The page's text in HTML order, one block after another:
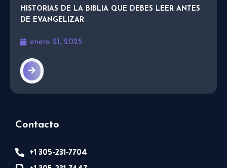
HISTORIAS DE LA BIBLIA QUE DEBES LEER ANTES
DE EVANGELIZAR
enero 21, 2025
Contacto
+1 305-231-7704